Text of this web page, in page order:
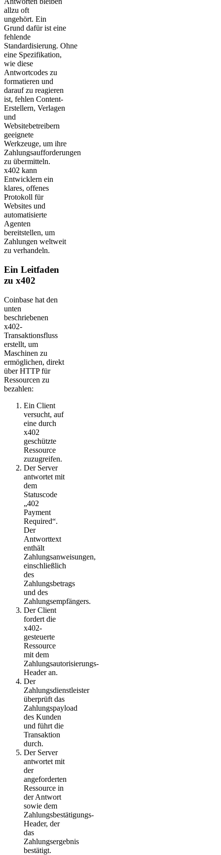
allzu oft
ungehört. Ein
Grund dafür ist eine
fehlende
Standardisierung. Ohne
eine Spezifikation,
wie diese
Antwortcodes zu
formatieren und
darauf zu reagieren
ist, fehlen Content-
Erstellern, Verlagen
und
Websitebetreibern
geeignete
Werkzeuge, um ihre
Zahlungsaufforderungen
zu übermitteln.
x402 kann
Entwicklern ein
klares, offenes
Protokoll für
Websites und
automatisierte
Agenten
bereitstellen, um
Zahlungen weltweit
zu verhandeln.
Ein Leitfaden
zu x402
Coinbase hat den
unten
beschriebenen
x402-
Transaktionsfluss
erstellt, um
Maschinen zu
ermöglichen, direkt
über HTTP für
Ressourcen zu
bezahlen:
Ein Client
versucht, auf
eine durch
x402
geschützte
Ressource
zuzugreifen.
Der Server
antwortet mit
dem
Statuscode
„402
Payment
Required“.
Der
Antworttext
enthält
Zahlungsanweisungen,
einschließlich
des
Zahlungsbetrags
und des
Zahlungsempfängers.
Der Client
fordert die
x402-
gesteuerte
Ressource
mit dem
Zahlungsautorisierungs-
Header an.
Der
Zahlungsdienstleister
überprüft das
Zahlungspayload
des Kunden
und führt die
Transaktion
durch.
Der Server
antwortet mit
der
angeforderten
Ressource in
der Antwort
sowie dem
Zahlungsbestätigungs-
Header, der
das
Zahlungsergebnis
bestätigt.